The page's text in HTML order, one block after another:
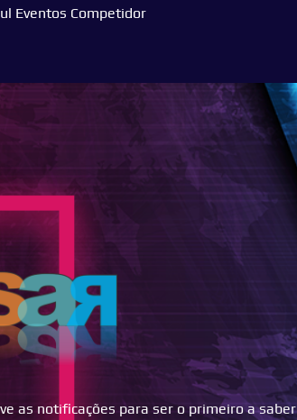
Eventos Competidor
as notificações para ser o primeiro a saber